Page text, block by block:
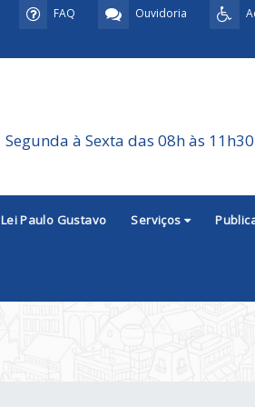
Ouvidoria
FAQ
Segunda à Sexta das 08h às
Lei Paulo Gustavo Serviços